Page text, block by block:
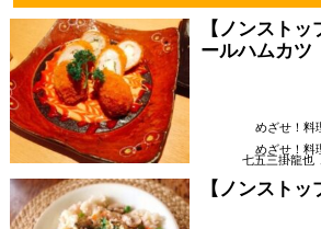
【ノンスト
ールハムカツ
めざせ！料
めざせ！料
七五三掛龍也
【ノンスト